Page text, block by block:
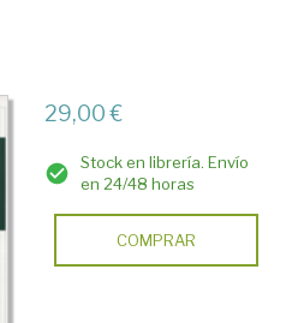
29,00 €
Stock en librería. Envío
en 24/48 horas
COMPRAR